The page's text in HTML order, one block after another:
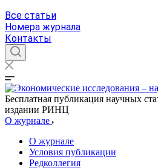
Все статьи
Номера журнала
Контакты
Бесплатная публикация научных
издании РИНЦ
О журнале
О журнале
Условия публикации
Редколлегия